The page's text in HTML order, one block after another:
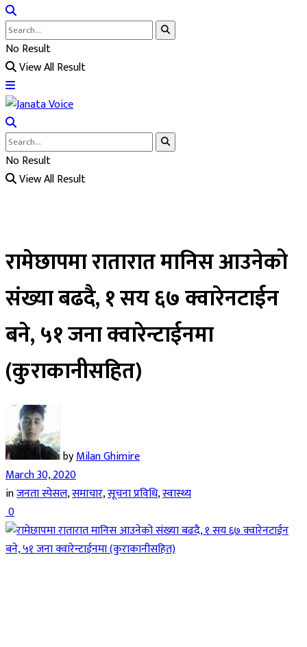
No Result
View All Result
No Result
View All Result
रामेछापमा रातारात मानिस आउनेको
संख्या बढदै, १ सय ६७ क्वारेनटाईन
बने, ५१ जना क्वारेन्टाईनमा
(कुराकानीसहित)
byMilan Ghimire
March 30, 2020
inजनता स्पेसल,समाचार,सूचना प्रविधि,स्वास्थ्य
0